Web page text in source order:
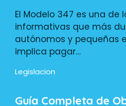
El Modelo 347 es una de
informativas que más
autónomos y pequeñas
implica pagar…
Legislacion
Guía Completa de